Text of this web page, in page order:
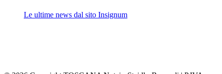
Le ultime news dal sito Insignum